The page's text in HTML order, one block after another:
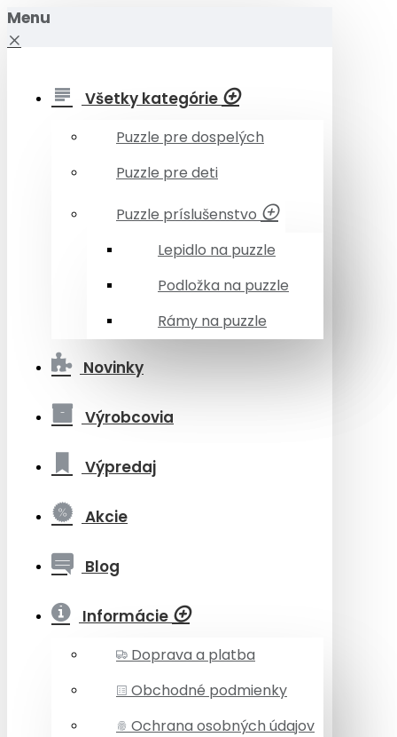
Menu
Všetky kategórie
Puzzle pre dospelých
Puzzle pre deti
Puzzle príslušenstvo
Lepidlo na puzzle
Podložka na puzzle
Rámy na puzzle
Novinky
Výrobcovia
Výpredaj
Akcie
Blog
Informácie
Doprava a platba
Obchodné podmienky
Ochrana osobných údajov